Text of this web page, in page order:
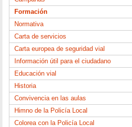
Formación
Normativa
Carta de servicios
Carta europea de seguridad vial
Información útil para el ciudadano
Educación vial
Historia
Convivencia en las aulas
Himno de la Policía Local
Colorea con la Policía Local